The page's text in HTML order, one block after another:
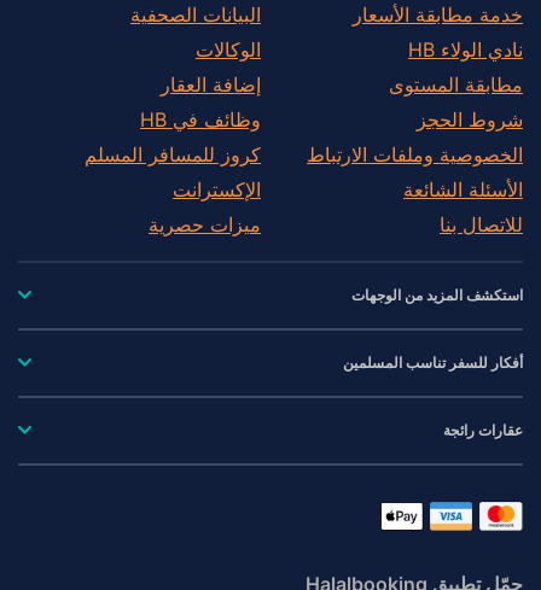
خدمة مطابقة الأسعار
نادي الولاء HB
مطابقة المستوى
شروط الحجز
الخصوصية وملفات الارتباط
الأسئلة الشائعة
للاتصال بنا
البيانات الصحفية
الوكالات
إضافة العقار
وظائف في HB
كروز للمسافر المسلم
الإكسترانت
ميزات حصرية
استكشف المزيد من الوجهات
أفكار للسفر تناسب المسلمين
عقارات رائجة
حمّل تطبيق Halalbooking